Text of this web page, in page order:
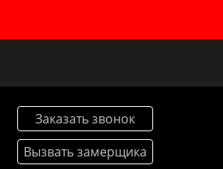
Заказать звонок
Вызвать замерщика